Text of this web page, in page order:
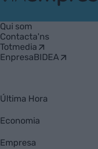
Empresa
Qui som
Contacta'ns
Totmedia
EnpresaBIDEA
Última Hora
Economia
Empresa